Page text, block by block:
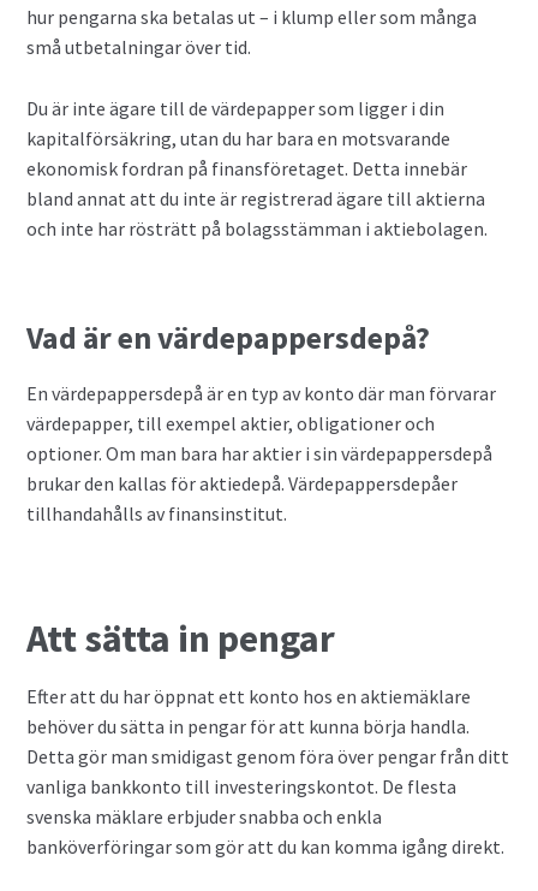
hur pengarna ska betalas ut – i klump eller som många
små utbetalningar över tid.
Du är inte ägare till de värdepapper som ligger i din
kapitalförsäkring, utan du har bara en motsvarande
ekonomisk fordran på finansföretaget. Detta innebär
bland annat att du inte är registrerad ägare till aktierna
och inte har rösträtt på bolagsstämman i aktiebolagen.
Vad är en värdepappersdepå?
En värdepappersdepå är en typ av konto där man förvarar
värdepapper, till exempel aktier, obligationer och
optioner. Om man bara har aktier i sin värdepappersdepå
brukar den kallas för aktiedepå. Värdepappersdepåer
tillhandahålls av finansinstitut.
Att sätta in pengar
Efter att du har öppnat ett konto hos en aktiemäklare
behöver du sätta in pengar för att kunna börja handla.
Detta gör man smidigast genom föra över pengar från ditt
vanliga bankkonto till investeringskontot. De flesta
svenska mäklare erbjuder snabba och enkla
banköverföringar som gör att du kan komma igång direkt.